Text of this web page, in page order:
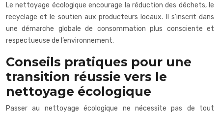
Le nettoyage écologique encourage la réduction des déchets, le
recyclage et le soutien aux producteurs locaux. Il s’inscrit dans
une démarche globale de consommation plus consciente et
respectueuse de l’environnement.
Conseils pratiques pour une
transition réussie vers le
nettoyage écologique
Passer au nettoyage écologique ne nécessite pas de tout